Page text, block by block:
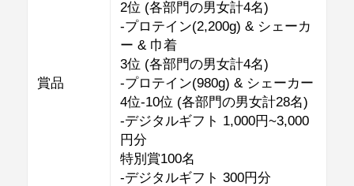
賞品
2位 (各部門の男女計4名)
-プロテイン(2,200g) & シェーカ
ー & 巾着
3位 (各部門の男女計4名)
-プロテイン(980g) & シェーカー
4位-10位 (各部門の男女計28名)
-デジタルギフト 1,000円~3,000
円分
特別賞100名
-デジタルギフト 300円分